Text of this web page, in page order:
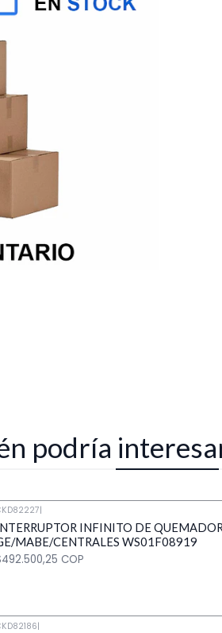
podría
|
INFINITO DE
MABE/CENTRALES WS01F08919
COP
|